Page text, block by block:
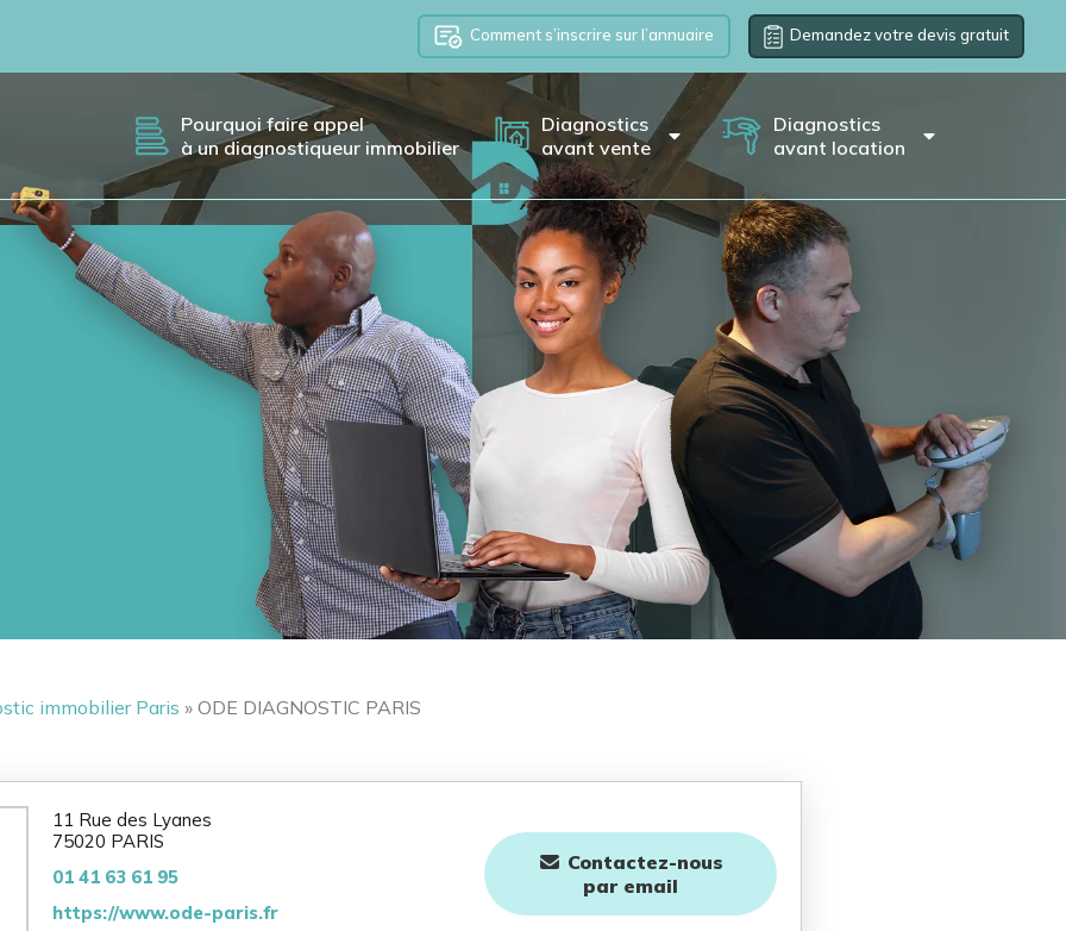
Comment s’inscrire sur l’annuaire Demandez votre devis gratuit
Pourquoi faire appel
à un diagnostiqueur immobilier
Diagnostics
avant vente
Diagnostics
avant location
immobilier Paris » ODE DIAGNOSTIC PARIS
11 Rue des Lyanes
75020 PARIS
01 41 63 61 95
https://www.ode-paris.fr
Contactez-nous
par email